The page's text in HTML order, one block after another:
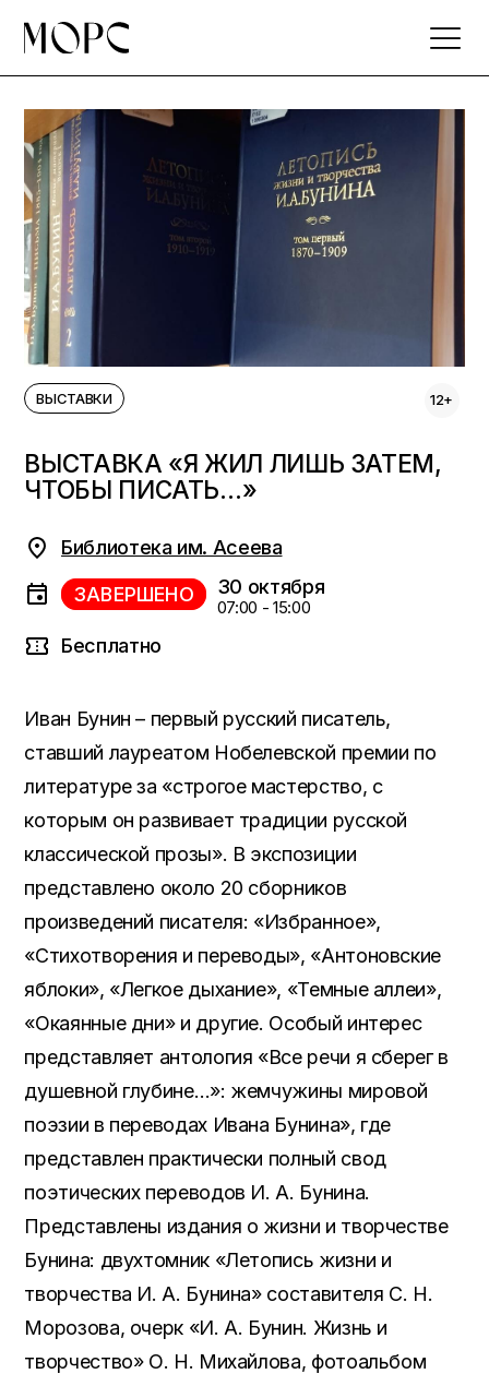
the
ВЫСТАВКИ 12+
ВЫСТАВКА «Я ЖИЛ ЛИШЬ ЗАТЕМ,
ЧТОБЫ ПИСАТЬ…»
Библиотека им. Асеева
ЗАВЕРШЕНО 30 октября
07:00 - 15:00
Бесплатно
Иван Бунин – первый русский писатель,
ставший лауреатом Нобелевской премии по
литературе за «строгое мастерство, с
которым он развивает традиции русской
классической прозы». В экспозиции
представлено около 20 сборников
произведений писателя: «Избранное»,
«Стихотворения и переводы», «Антоновские
яблоки», «Легкое дыхание», «Темные аллеи»,
«Окаянные дни» и другие. Особый интерес
представляет антология «Все речи я сберег в
душевной глубине…»: жемчужины мировой
поэзии в переводах Ивана Бунина», где
представлен практически полный свод
поэтических переводов И. А. Бунина.
Представлены издания о жизни и творчестве
Бунина: двухтомник «Летопись жизни и
творчества И. А. Бунина» составителя С. Н.
Морозова, очерк «И. А. Бунин. Жизнь и
творчество» О. Н. Михайлова, фотоальбом